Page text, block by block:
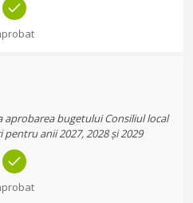
aprobarea bugetului Consiliul local
anii 2027, 2028 și 2029